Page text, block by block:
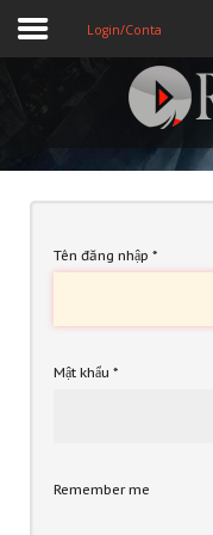
Registre-se
Home
Assine
Login/Conta
Tên đăng nhập *
Mật khẩu *
Remember me